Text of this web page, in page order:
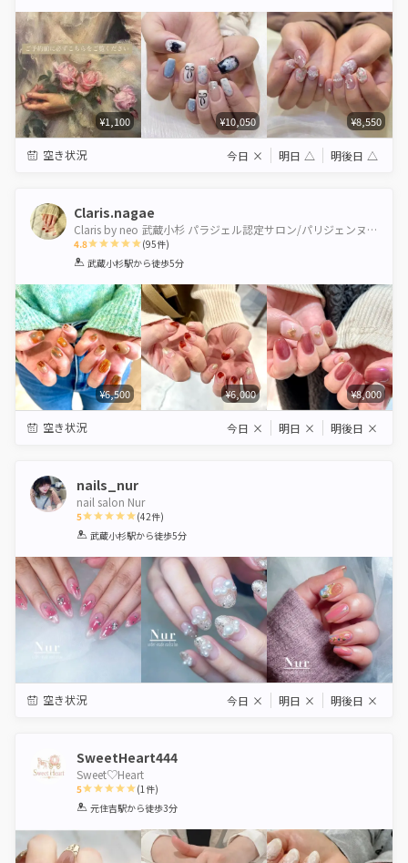
¥1,100 ¥10,050 ¥8,550
空き状況 今日 × 明日 △ 明後日 △
Claris.nagae
Claris by neo 武蔵小杉 パラジェル認定サロン/パリジェンヌ＆healthy導入サロン
4.8
1 2 3 4 5
(95件)
武蔵小杉駅から徒歩5分
¥6,500 ¥6,000 ¥8,000
空き状況 今日 × 明日 × 明後日 ×
nails_nur
nail salon Nur
5
1 2 3 4 5
(42件)
武蔵小杉駅から徒歩5分
空き状況 今日 × 明日 × 明後日 ×
SweetHeart444
Sweet♡Heart
5
1 2 3 4 5
(1件)
元住吉駅から徒歩3分